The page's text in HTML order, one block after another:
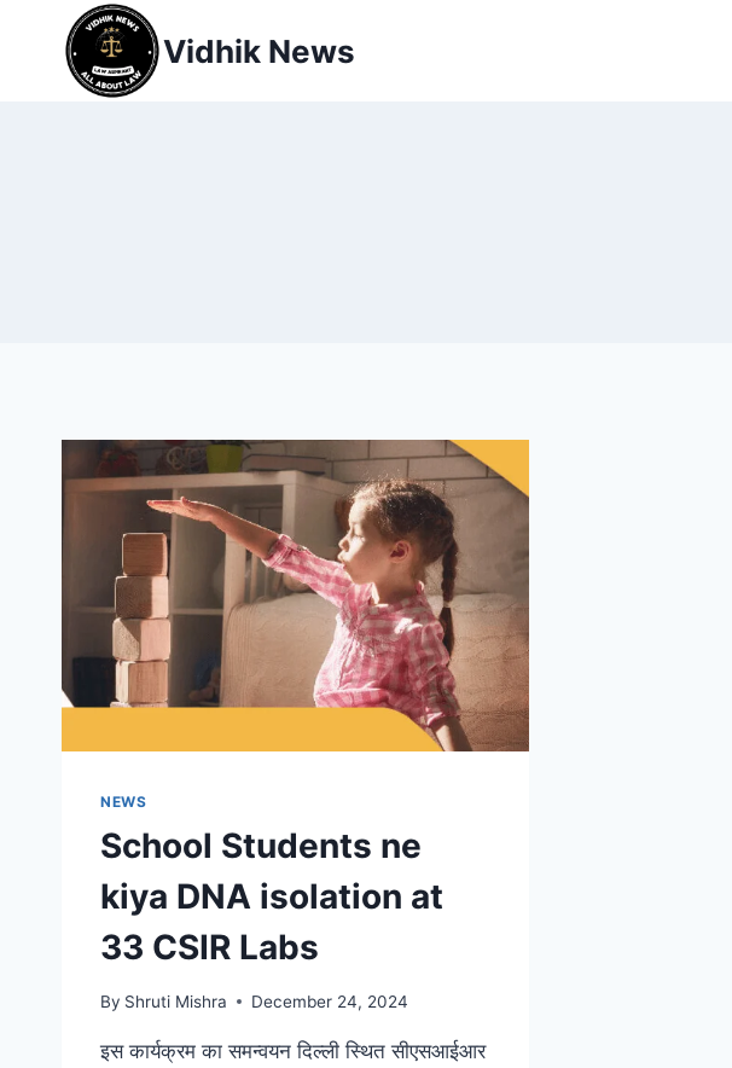
Vidhik News
NEWS
School Students ne
kiya DNA isolation at
33 CSIR Labs
By Shruti Mishra December 24, 2024
इस कार्यक्रम का समन्वयन दिल्ली स्थित सीएसआईआर